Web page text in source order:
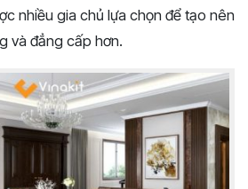
nhiều gia chủ lựa chọn để tạo nên
và đẳng cấp hơn.